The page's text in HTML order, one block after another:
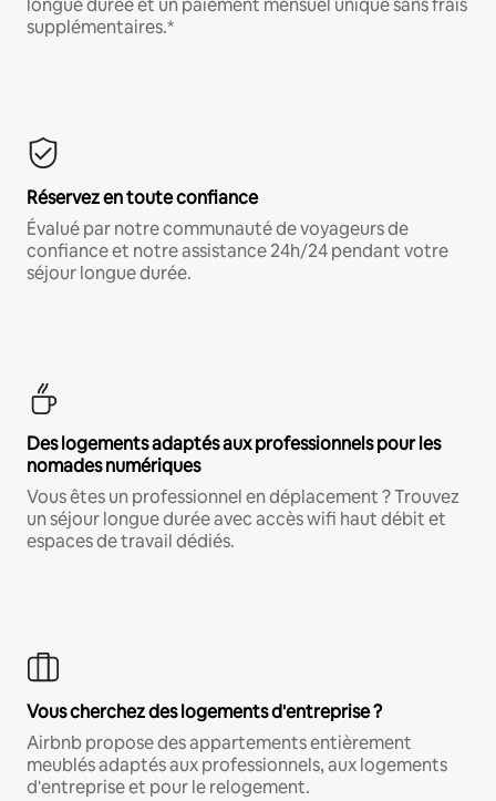
longue durée et un paiement mensuel unique sans frais
supplémentaires.*
Réservez en toute confiance
Évalué par notre communauté de voyageurs de
confiance et notre assistance 24h/24 pendant votre
séjour longue durée.
Des logements adaptés aux professionnels pour les
nomades numériques
Vous êtes un professionnel en déplacement ? Trouvez
un séjour longue durée avec accès wifi haut débit et
espaces de travail dédiés.
Vous cherchez des logements d'entreprise ?
Airbnb propose des appartements entièrement
meublés adaptés aux professionnels, aux logements
d'entreprise et pour le relogement.